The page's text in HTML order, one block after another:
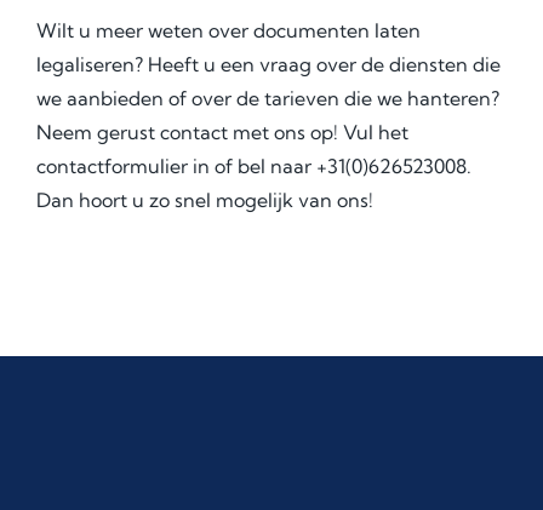
Wilt u meer weten over documenten laten
legaliseren? Heeft u een vraag over de diensten die
we aanbieden of over de tarieven die we hanteren?
Neem gerust contact met ons op! Vul het
contactformulier in of bel naar +31(0)626523008.
Dan hoort u zo snel mogelijk van ons!